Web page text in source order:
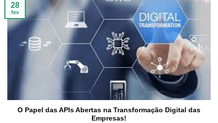
O Papel das APIs Abertas na Transformação Digital das
Empresas!
28
fev